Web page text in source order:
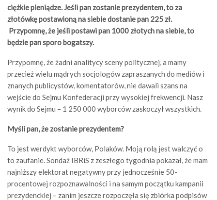
ciężkie pieniądze. Jeśli pan zostanie prezydentem, to za
złotówkę postawioną na siebie dostanie pan 225 zł.
Przypomnę, że jeśli postawi pan 1000 złotych na siebie, to
będzie pan sporo bogatszy.
Przypomnę, że żadni analitycy sceny politycznej, a mamy
przecież wielu mądrych socjologów zapraszanych do mediów i
znanych publicystów, komentatorów, nie dawali szans na
wejście do Sejmu Konfederacji przy wysokiej frekwencji. Nasz
wynik do Sejmu – 1 250 000 wyborców zaskoczył wszystkich.
Myśli pan, że zostanie prezydentem?
To jest werdykt wyborców, Polaków. Moją rolą jest walczyć o
to zaufanie. Sondaż IBRiS z zeszłego tygodnia pokazał, że mam
najniższy elektorat negatywny przy jednocześnie 50-
procentowej rozpoznawalności i na samym początku kampanii
prezydenckiej – zanim jeszcze rozpoczęła się zbiórka podpisów